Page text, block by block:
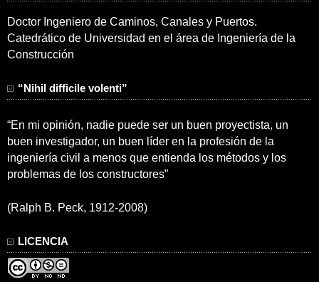
Doctor Ingeniero de Caminos, Canales y Puertos.
Catedrático de Universidad en el área de Ingeniería de la
Construcción
“Nihil difficile volenti”
“En mi opinión, nadie puede ser un buen proyectista, un
buen investigador, un buen líder en la profesión de la
ingeniería civil a menos que entienda los métodos y los
problemas de los constructores”
(Ralph B. Peck, 1912-2008)
LICENCIA